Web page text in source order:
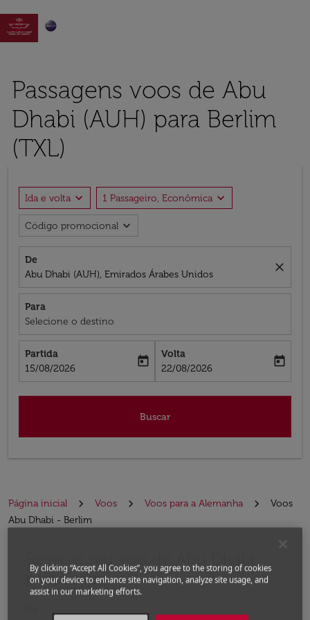

Passagens voos de Abu
Dhabi (AUH) para Berlim
(TXL)
Ida e volta expand_more 1 Passageiro, Econômica expand_more
Código promocional expand_more
De
Abu Dhabi (AUH), Emirados Árabes Unidos
close
Para
Selecione o destino
Partida
fc-booking-departure-date-aria-label
15/08/2026
today
Volta
fc-booking-return-date-aria-label
22/08/2026
today
Buscar
Página inicial Voos Voos para a Alemanha
Voos
Abu Dhabi - Berlim
Reserve seu voo de Abu Dhabi
para Berlim
By clicking “Accept All Cookies”, you agree to the storing of cookies
on your device to enhance site navigation, analyze site usage, and
assist in our marketing efforts.